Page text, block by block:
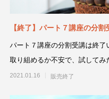
【終了】パート７講座の分割
パート７講座の分割受講は終
取り組めるか不安で、試してみ
長文４週
2021.01.16 販売終了